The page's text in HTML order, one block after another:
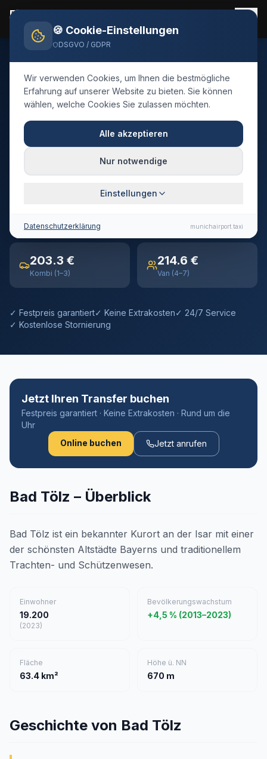
Flughafen München Taxi
Flughafentransfer 24/7
🇩🇪Deutschland· Landkreis Bad Tölz-Wolfratshausen
TaxiBad Tölz→Flughafen
München
Festpreis-Transfer · 93 km · ca. 62 Min. Fahrtzeit
203.3 €
Kombi (1–3)
214.6 €
Van (4–7)
✓ Festpreis garantiert✓ Keine Extrakosten✓ 24/7 Service
✓ Kostenlose Stornierung
Jetzt Ihren Transfer buchen
Festpreis garantiert · Keine Extrakosten · Rund um die
Uhr
Online buchen
Jetzt anrufen
Bad Tölz – Überblick
Bad Tölz ist ein bekannter Kurort an der Isar mit einer
der schönsten Altstädte Bayerns und traditionellem
Trachten- und Schützenwesen.
Einwohner
19.200
(2023)
Bevölkerungswachstum
+4,5 % (2013–2023)
Fläche
63.4 km²
Höhe ü. NN
670 m
Geschichte von Bad Tölz
🍪 Cookie-Einstellungen
DSGVO / GDPR
Wir verwenden Cookies, um Ihnen die bestmögliche
Erfahrung auf unserer Website zu bieten. Sie können
wählen, welche Cookies Sie zulassen möchten.
Alle akzeptieren
Nur notwendige
Einstellungen
Datenschutzerklärung munichairport.taxi